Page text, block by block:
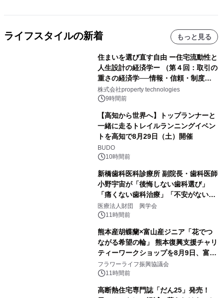
ライフスタイルの新着 もっと見る
住まいを選び直す自由 ー住宅流動性と
人生設計の経済学ー （第４回：取引の
重さの経済学──情報・信頼・制度を
PropTechはどう組み替えるか）｜
PropTech-Lab
株式会社property technologies
9時間前
【高知から世界へ】トップランナーと
一緒に走るトレイルランニングイベン
トを高知で8月29日（土）開催
BUDO
10時間前
新橋歯科医科診療所 副院長・歯科医師
小野宇宙が「後悔しない歯科選び」
「痛くない歯科治療」「不安がない治
療計画」をテーマに専門監修
医療法人財団 興学会
11時間前
熊本産胡蝶蘭×富山産ジニア「花でつ
ながる希望の輪」 熊本復興支援チャリ
ティーワークショップを8月9日、富
山・射水で開催
フラワーライフ振興協議会
11時間前
高断熱住宅専門誌「だん25」発売！